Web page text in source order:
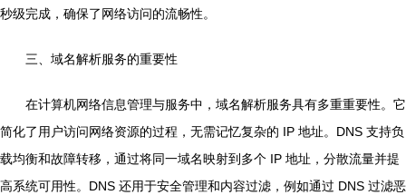
秒级完成，确保了网络访问的流畅性。
三、域名解析服务的重要性
在计算机网络信息管理与服务中，域名解析服务具有多重重要性。它
简化了用户访问网络资源的过程，无需记忆复杂的 IP 地址。DNS 支持负
载均衡和故障转移，通过将同一域名映射到多个 IP 地址，分散流量并提
高系统可用性。DNS 还用于安全管理和内容过滤，例如通过 DNS 过滤恶